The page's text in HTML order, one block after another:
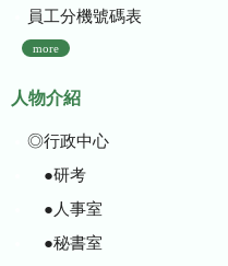
員工分機號碼表
more
人物介紹
◎行政中心
●研考
●人事室
●秘書室